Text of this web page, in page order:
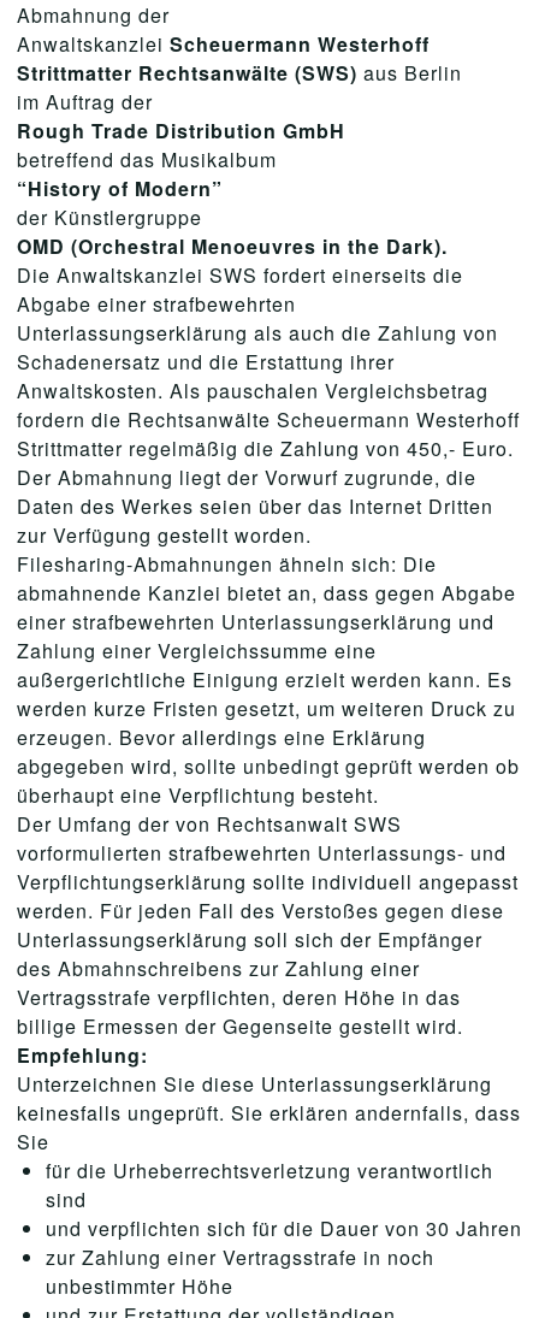
Abmahnung der
Anwaltskanzlei Scheuermann Westerhoff
Strittmatter Rechtsanwälte (SWS) aus Berlin
im Auftrag der
Rough Trade Distribution GmbH
betreffend das Musikalbum
“History of Modern”
der Künstlergruppe
OMD (Orchestral Menoeuvres in the Dark).
Die Anwaltskanzlei SWS fordert einerseits die
Abgabe einer strafbewehrten
Unterlassungserklärung als auch die Zahlung von
Schadenersatz und die Erstattung ihrer
Anwaltskosten. Als pauschalen Vergleichsbetrag
fordern die Rechtsanwälte Scheuermann Westerhoff
Strittmatter regelmäßig die Zahlung von 450,- Euro.
Der Abmahnung liegt der Vorwurf zugrunde, die
Daten des Werkes seien über das Internet Dritten
zur Verfügung gestellt worden.
Filesharing-Abmahnungen ähneln sich: Die
abmahnende Kanzlei bietet an, dass gegen Abgabe
einer strafbewehrten Unterlassungserklärung und
Zahlung einer Vergleichssumme eine
außergerichtliche Einigung erzielt werden kann. Es
werden kurze Fristen gesetzt, um weiteren Druck zu
erzeugen. Bevor allerdings eine Erklärung
abgegeben wird, sollte unbedingt geprüft werden ob
überhaupt eine Verpflichtung besteht.
Der Umfang der von Rechtsanwalt SWS
vorformulierten strafbewehrten Unterlassungs- und
Verpflichtungserklärung sollte individuell angepasst
werden. Für jeden Fall des Verstoßes gegen diese
Unterlassungserklärung soll sich der Empfänger
des Abmahnschreibens zur Zahlung einer
Vertragsstrafe verpflichten, deren Höhe in das
billige Ermessen der Gegenseite gestellt wird.
Empfehlung:
Unterzeichnen Sie diese Unterlassungserklärung
keinesfalls ungeprüft. Sie erklären andernfalls, dass
Sie
für die Urheberrechtsverletzung verantwortlich
sind
und verpflichten sich für die Dauer von 30 Jahren
zur Zahlung einer Vertragsstrafe in noch
unbestimmter Höhe